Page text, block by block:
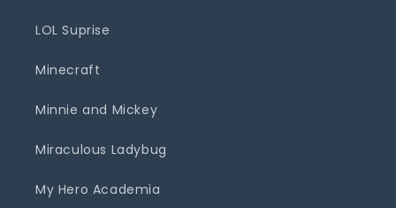
LOL Suprise
Minecraft
Minnie and Mickey
Miraculous Ladybug
My Hero Academia